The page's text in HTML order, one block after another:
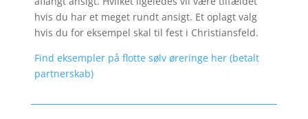
hvis du har et meget rundt ansigt. Et oplagt valg
hvis du for eksempel skal til fest i Christiansfeld.
Find eksempler på flotte sølv øreringe her (betalt
partnerskab)